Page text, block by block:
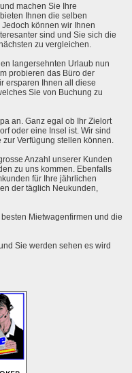
machen Sie Ihre
Ihnen die selben
können wir Ihnen
sind und Sie sich die
zu vergleichen.
langersehnten Urlaub nun
probieren das Büro der
ersparen Ihnen all diese
Sie von Buchung zu
an. Ganz egal ob Ihr Zielort
oder eine Insel ist. Wir sind
Verfügung stellen können.
Anzahl unserer Kunden
zu uns kommen. Ebenfalls
für Ihre jährlichen
der täglich Neukunden,
Mietwagenfirmen und die
Sie werden sehen es wird